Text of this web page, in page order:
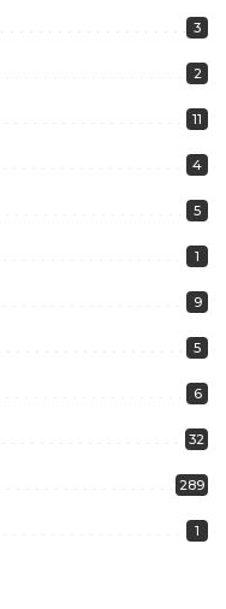
3
2
11
4
5
1
9
5
6
32
289
1